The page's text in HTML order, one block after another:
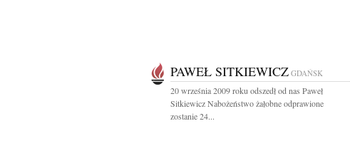
PAWEŁ SITKIEWICZ GDAŃSK
20 września 2009 roku odszedł od nas Paweł
Sitkiewicz Nabożeństwo żałobne odprawione
zostanie 24...